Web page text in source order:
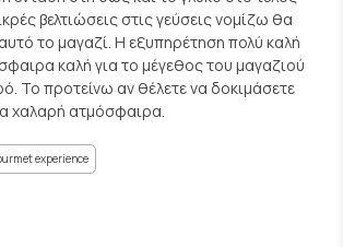
βελτιώσεις στις γεύσεις νομίζω θα
το μαγαζί. Η εξυπηρέτηση πολύ καλή
καλή για το μέγεθος του μαγαζιού
Το προτείνω αν θέλετε να δοκιμάσετε
χαλαρή ατμόσφαιρα.
experience